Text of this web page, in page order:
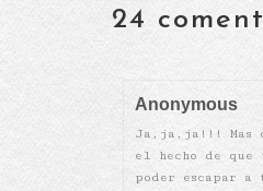
24
Anonymous
Ja,ja,ja!!! Mas
el hecho de que
poder escapar